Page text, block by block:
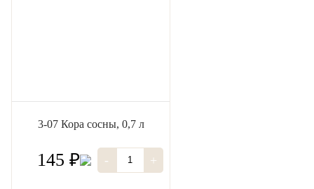
3-07 Кора сосны, 0,7 л
145 ₽ - +